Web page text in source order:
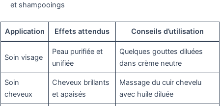
et shampooings
Application Effets attendus Conseils d’utilisation
Soin visage
Peau purifiée et
unifiée
Quelques gouttes diluées
dans crème neutre
Soin
cheveux
Cheveux brillants
et apaisés
Massage du cuir chevelu
avec huile diluée